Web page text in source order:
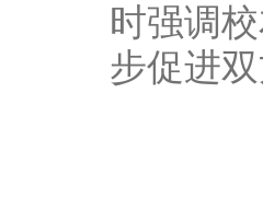
时强调
步促进